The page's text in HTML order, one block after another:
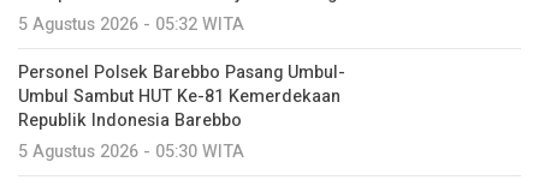
5 Agustus 2026 - 05:32 WITA
Personel Polsek Barebbo Pasang Umbul-
Umbul Sambut HUT Ke-81 Kemerdekaan
Republik Indonesia Barebbo
5 Agustus 2026 - 05:30 WITA